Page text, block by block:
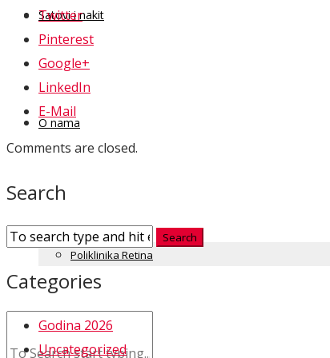
Satovi i nakit
O nama
Kontakt
Poliklinika Retina
Twitter
Pinterest
Google+
LinkedIn
E-Mail
Comments are closed.
Search
Categories
Godina 2026
Uncategorized